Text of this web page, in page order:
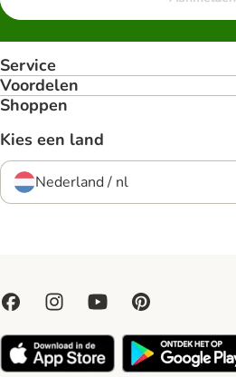
Service
Voordelen
Shoppen
Kies een land
Nederland / nl